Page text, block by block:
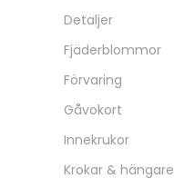
Detaljer
Fjäderblommor
Förvaring
Gåvokort
Innekrukor
Krokar & hängare